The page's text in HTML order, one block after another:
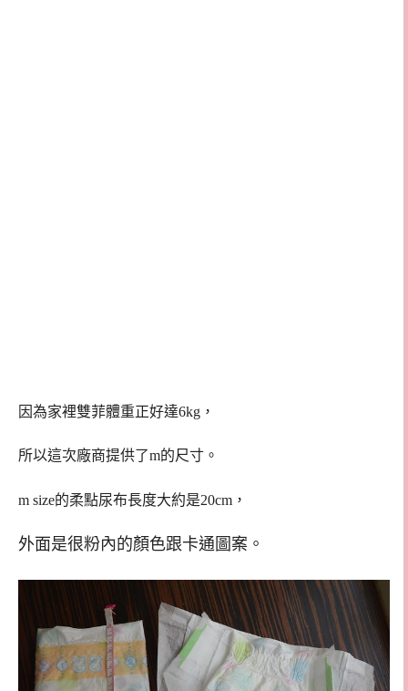
因為家裡雙菲體重正好達6kg，
所以這次廠商提供了m的尺寸。
m size的柔點尿布長度大約是20cm，
外面是很粉內的顏色跟卡通圖案。